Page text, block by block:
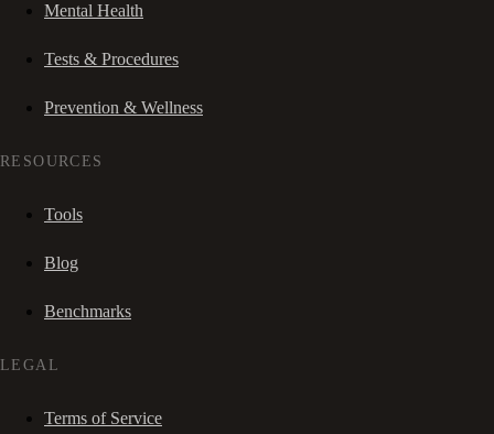
Mental Health
Tests & Procedures
Prevention & Wellness
RESOURCES
Tools
Blog
Benchmarks
LEGAL
Terms of Service